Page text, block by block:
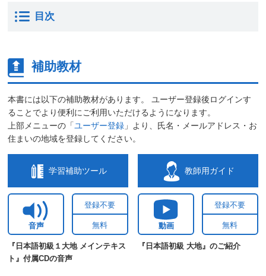
目次
補助教材
本書には以下の補助教材があります。 ユーザー登録後ログインす
ることでより便利にご利用いただけるようになります。
上部メニューの「ユーザー登録 」より、氏名・メールアドレス・お
住まいの地域を登録してください。
学習補助ツール
音声
登録不要
無料
『日本語初級１大地 メインテキス
ト』付属CDの音声
教師用ガイド
動画
登録不要
無料
『日本語初級 大地』のご紹介